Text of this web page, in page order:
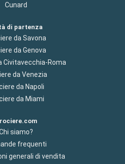
Cunard
di partenza
da Savona
da Genova
Civitavecchia-Roma
da Venezia
da Napoli
da Miami
siamo?
frequenti
generali di vendita